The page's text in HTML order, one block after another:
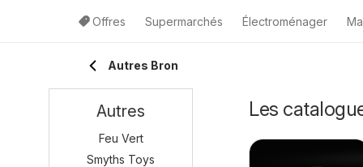
Offres Supermarchés Électroménager
Autres Bron
Les
Autres
Feu Vert
Smyths Toys